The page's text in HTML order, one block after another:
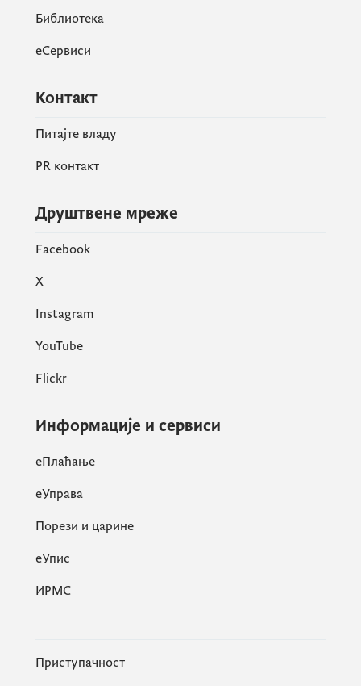
Библиотека
еСервиси
Контакт
Питајте владу
PR контакт
Друштвене мреже
Facebook
X
Instagram
YouTube
Flickr
Информације и сервиси
eПлаћање
еУправа
Порези и царине
eУпис
ИРМС
Приступачност